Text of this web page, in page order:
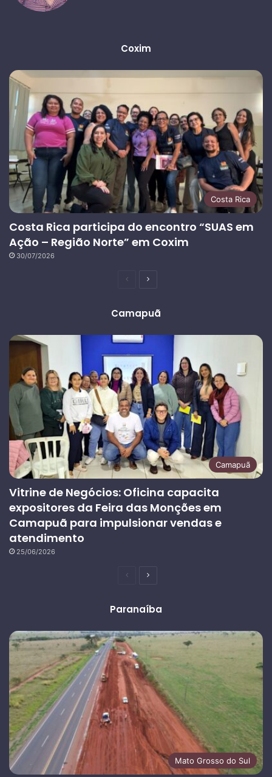
Coxim
Costa Rica
Costa Rica participa do encontro “SUAS em
Ação – Região Norte” em Coxim
30/07/2026
PáginaPróxima
Camapuã
Camapuã
Vitrine de Negócios: Oficina capacita
expositores da Feira das Monções em
Camapuã para impulsionar vendas e
atendimento
25/06/2026
PáginaPróxima
Paranaíba
Mato Grosso do Sul